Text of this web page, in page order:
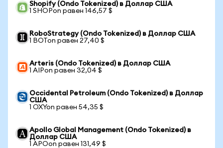
Shopify (Ondo Tokenized) в Доллар США
1 SHOPon равен 146,57 $
RoboStrategy (Ondo Tokenized) в Доллар США
1 BOTon равен 27,40 $
Arteris (Ondo Tokenized) в Доллар США
1 AIPon равен 32,04 $
Occidental Petroleum (Ondo Tokenized) в Доллар
США
1 OXYon равен 54,35 $
Apollo Global Management (Ondo Tokenized) в
Доллар США
1 APOon равен 131,49 $